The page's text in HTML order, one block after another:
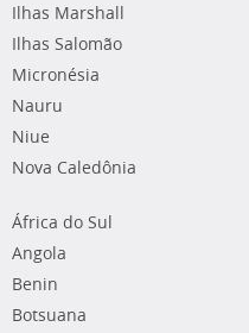
Ilhas Marshall
Ilhas Salomão
Micronésia
Nauru
Niue
Nova Caledônia
África do Sul
Angola
Benin
Botsuana